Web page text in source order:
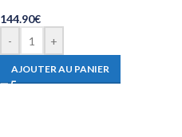
144.90€
-
+
AJOUTER AU PANIER